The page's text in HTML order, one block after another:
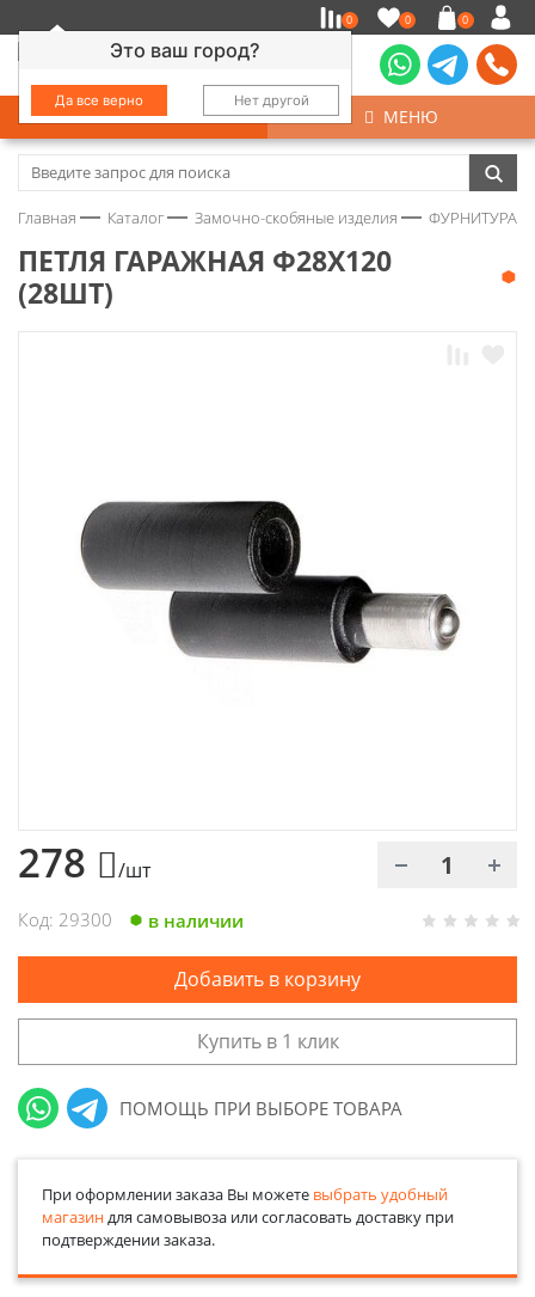
Это ваш город?
Да все верно Нет другой
0 0 0
КАТАЛОГ МЕНЮ
Замочно-скобяные изделия
Колеса
Электроды и проволока
Главная Каталог Замочно-скобяные изделия ФУРНИТУРА
ПЕТЛЯ ГАРАЖНАЯ Ф28Х120
(28ШТ)
278 /шт
Код: 29300 в наличии
Добавить в корзину
Купить в 1 клик
ПОМОЩЬ ПРИ ВЫБОРЕ ТОВАРА
При оформлении заказа Вы можете выбрать удобный
магазиндля самовывоза или согласовать доставку при
подтверждении заказа.